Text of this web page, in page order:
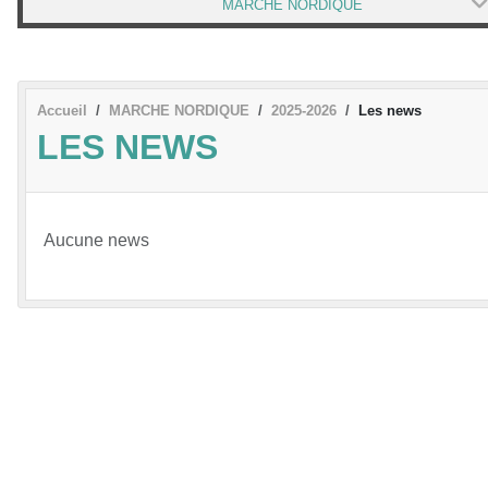
MARCHE NORDIQUE
Accueil MARCHE NORDIQUE 2025-2026 Les news
LES NEWS
Aucune news